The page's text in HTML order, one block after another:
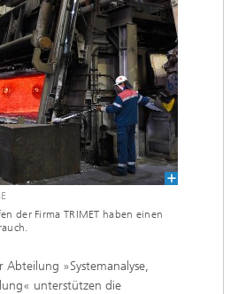
der Firma TRIMET haben einen
Abteilung »Systemanalyse,
unterstützen die